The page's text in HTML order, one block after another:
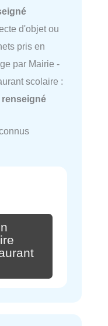
d'objet ou
pris en
par Mairie -
scolaire :
renseigné